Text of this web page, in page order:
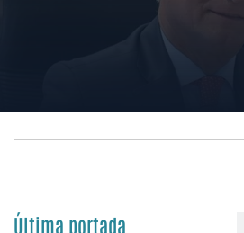
Última portada